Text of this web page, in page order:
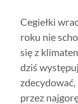
Cegiełki
roku nie
się z
dziś
przez